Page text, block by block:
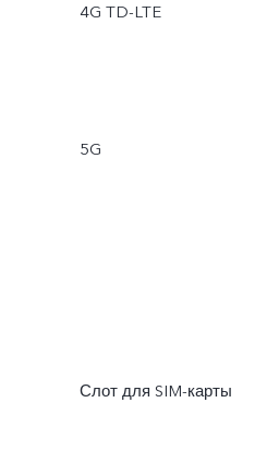
4G TD-LTE
5G
Слот для SIM-карты